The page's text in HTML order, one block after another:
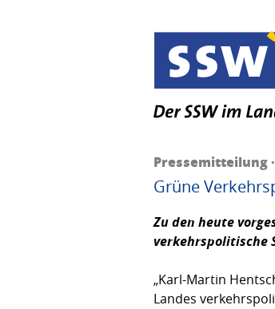
Pressemitteilung ·
Grüne
Zu den heute
verkehrspolitische
„Karl-Martin
Landes